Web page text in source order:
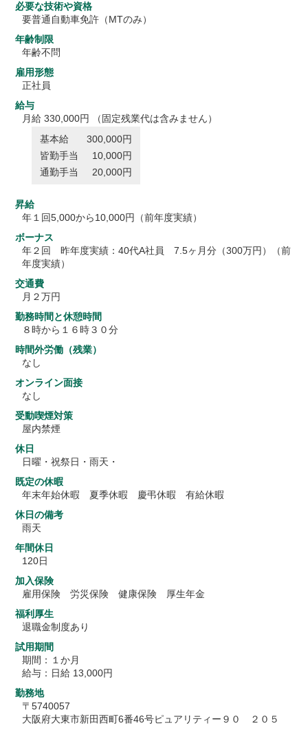
必要な技術や資格
要普通自動車免許（MTのみ）
年齢制限
年齢不問
雇用形態
正社員
給与
月給 330,000円 （固定残業代は含みません）
基本給
300,000円
皆勤手当
10,000円
通勤手当
20,000円
昇給
年１回5,000から10,000円（前年度実績）
ボーナス
年２回 昨年度実績：40代A社員 7.5ヶ月分（300万円）（前
年度実績）
交通費
月２万円
勤務時間と休憩時間
８時から１６時３０分
時間外労働（残業）
なし
オンライン面接
なし
受動喫煙対策
屋内禁煙
休日
日曜・祝祭日・雨天・
既定の休暇
年末年始休暇 夏季休暇 慶弔休暇 有給休暇
休日の備考
雨天
年間休日
120日
加入保険
雇用保険 労災保険 健康保険 厚生年金
福利厚生
退職金制度あり
試用期間
期間：１か月
給与：日給 13,000円
勤務地
〒5740057
大阪府大東市新田西町6番46号ピュアリティー９０ ２０５